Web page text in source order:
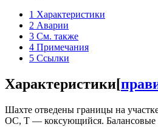
1 Характеристики
2 Аварии
3 См. также
4 Примечания
5 Ссылки
Характеристики[
Шахте отведены границы на
ОС, Т — коксующийся. Балансовые